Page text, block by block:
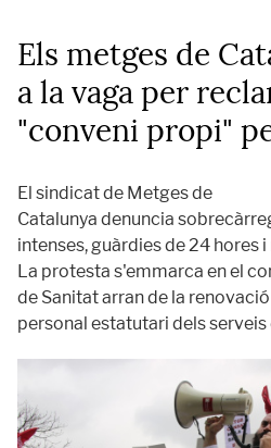
Els metges de
a la vaga per
"conveni propi"
El sindicat de Metges de
Catalunya denuncia
intenses, guàrdies de 24 hores
La protesta s'emmarca en el
de Sanitat arran de la
personal estatutari dels serveis